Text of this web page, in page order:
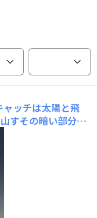
ッチは太陽と飛
すその暗い部分に